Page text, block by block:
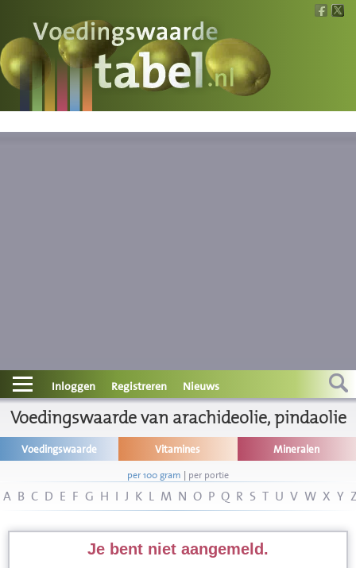
Voedingswaarde
Wat is wat?
Contact
Informatie
Disclaimer
Inloggen Registreren Nieuws
Voedingswaarde van arachideolie, pindaolie
Voedingswaarde Vitamines Mineralen
per 100 gram | per portie
A B C D E F G H I J K L M N O P Q R S T U V W X Y
Je bent niet aangemeld.